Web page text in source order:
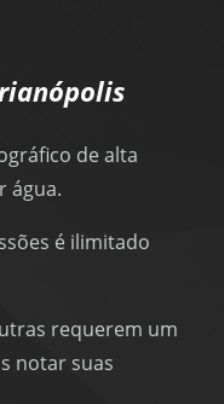
de alta
água.
é ilimitado
requerem um
notar suas